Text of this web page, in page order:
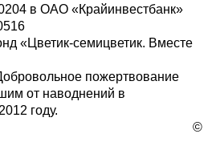
в ОАО «Крайинвестбанк»
«Цветик-семицветик. Вместе
пожертвование
от наводнений в
году.
©